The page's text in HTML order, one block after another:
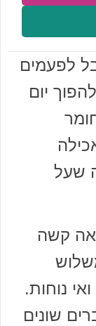
לפעמים
יום
שעל
קשה
נוחות.
שונים